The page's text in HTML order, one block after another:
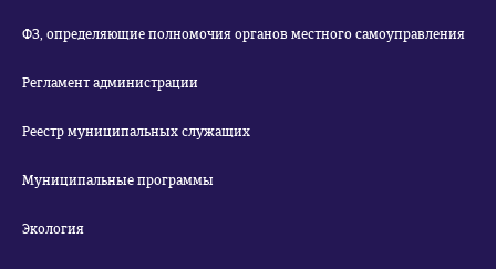
ФЗ, определяющие полномочия органов местного самоуправления
Регламент администрации
Реестр муниципальных служащих
Муниципальные программы
Экология